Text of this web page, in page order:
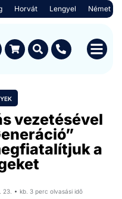
Horvát Lengyel Német
vezetésével
a
23. kb. 3 perc olvasási idő